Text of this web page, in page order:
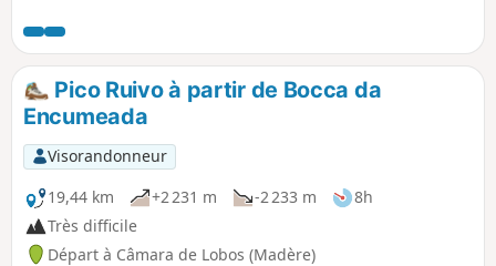
de l'île, dans sa partie située en altitude. De
très beaux points de vue en cours de route
et la traversée d'une belle forêt aux
essences variées. N.B. Le dénivelé affiché est
sans doute surestimé car le parcours est
plutôt plat, toujours le long de la levada qui
suit à peu près une courbe de niveau.
Pico Ruivo à partir de Bocca da
Encumeada
Visorandonneur
19,44 km
+2 231 m -2 233 m
8h
Très difficile
Départ à Câmara de Lobos (Madère)